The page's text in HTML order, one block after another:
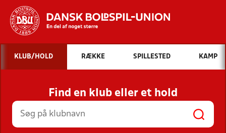
Hvad vil du søge efter?
INDHOLD OG NYHEDER
STILLINGER, RESULTATER, KLUBBER OG
HOLD
KLUB/HOLD RÆKKE SPILLESTED KAMP
Find en klub eller et hold